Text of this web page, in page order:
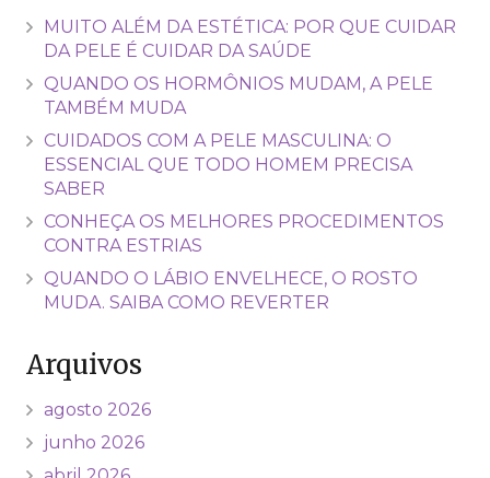
MUITO ALÉM DA ESTÉTICA: POR QUE CUIDAR
DA PELE É CUIDAR DA SAÚDE
QUANDO OS HORMÔNIOS MUDAM, A PELE
TAMBÉM MUDA
CUIDADOS COM A PELE MASCULINA: O
ESSENCIAL QUE TODO HOMEM PRECISA
SABER
CONHEÇA OS MELHORES PROCEDIMENTOS
CONTRA ESTRIAS
QUANDO O LÁBIO ENVELHECE, O ROSTO
MUDA. SAIBA COMO REVERTER
Arquivos
agosto 2026
junho 2026